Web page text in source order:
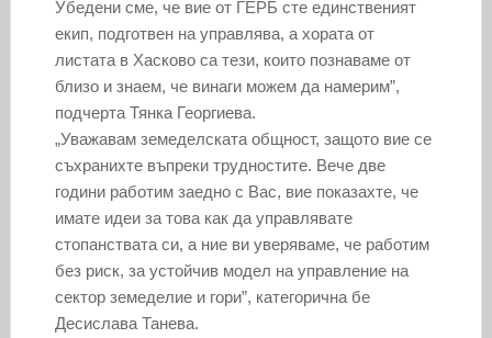
Убедени сме, че вие от ГЕРБ сте единственият
екип, подготвен на управлява, а хората от
листата в Хасково са тези, които познаваме от
близо и знаем, че винаги можем да намерим”,
подчерта Тянка Георгиева.
„Уважавам земеделската общност, защото вие се
съхранихте въпреки трудностите. Вече две
години работим заедно с Вас, вие показахте, че
имате идеи за това как да управлявате
стопанствата си, а ние ви уверяваме, че работим
без риск, за устойчив модел на управление на
сектор земеделие и гори”, категорична бе
Десислава Танева.